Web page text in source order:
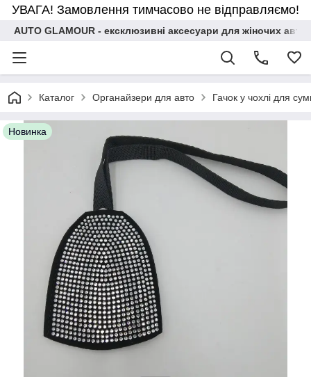
УВАГА! Замовлення тимчасово не відправляємо!
AUTO GLAMOUR - ексклюзивні аксесуари для жіночих
Каталог Органайзери для авто Гачок у чохлі для
Новинка